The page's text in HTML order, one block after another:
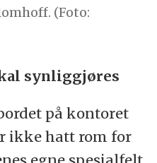
(Foto:
synliggjøres
på kontoret
ikke hatt rom for